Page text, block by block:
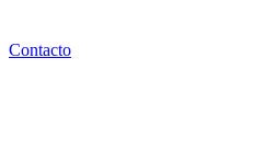
Contacto